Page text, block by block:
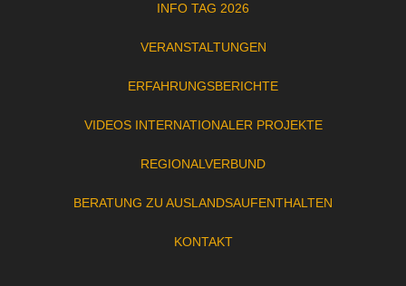
INFO TAG 2026
VERANSTALTUNGEN
ERFAHRUNGSBERICHTE
VIDEOS INTERNATIONALER PROJEKTE
REGIONALVERBUND
BERATUNG ZU AUSLANDSAUFENTHALTEN
KONTAKT